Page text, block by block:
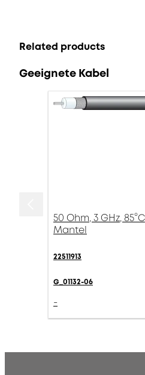
Related products
Geeignete Kabel
50 Ohm, 3 GHz,
Mantel
22511913
G_01132-06
-